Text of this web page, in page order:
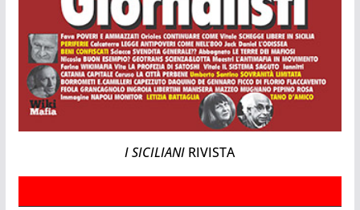
I SICILIANI RIVISTA